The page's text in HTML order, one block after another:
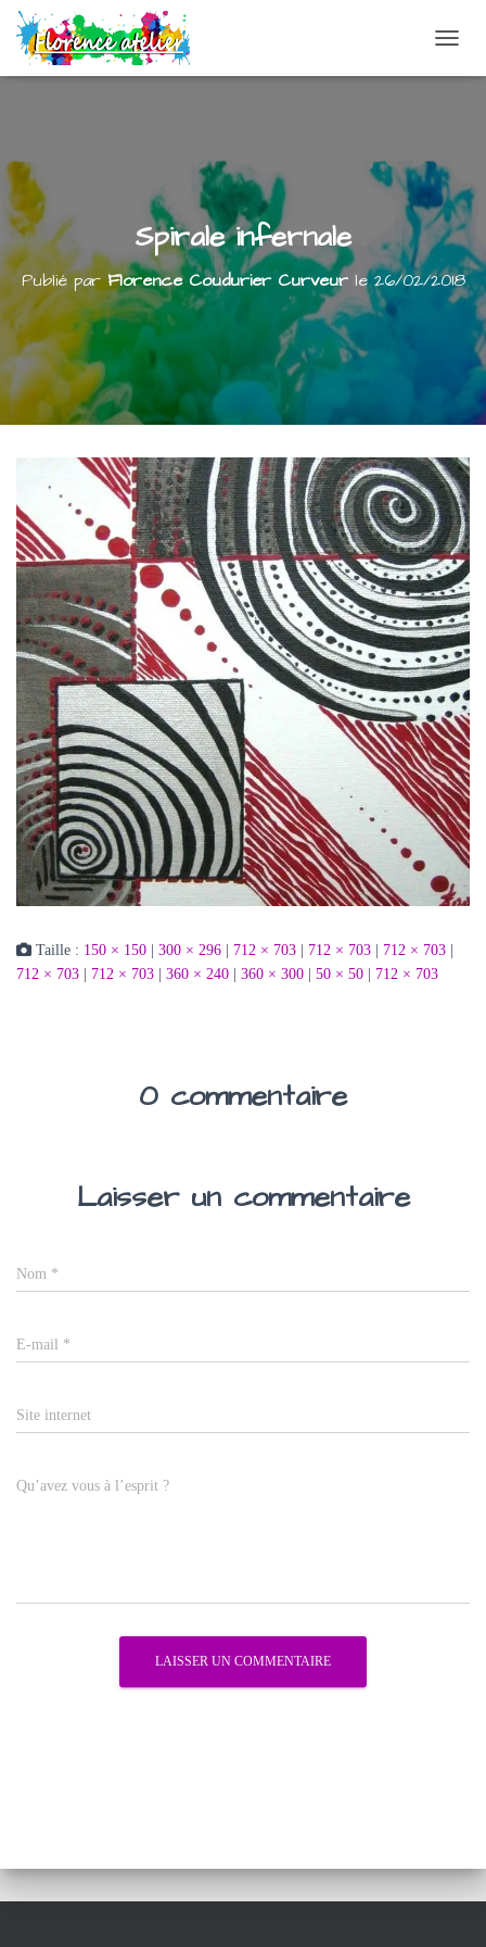
Spirale infernale
Publié parFlorence Coudurier Curveurle26/02/2018
Taille : 150 × 150 | 300 × 296 | 712 × 703 | 712 × 703 | 712 × 703 |
712 × 703 | 712 × 703 | 360 × 240 | 360 × 300 | 50 × 50 | 712 × 703
0 commentaire
Laisser un commentaire
Nom *
E-mail *
Site internet
Qu’avez vous à l’esprit ?